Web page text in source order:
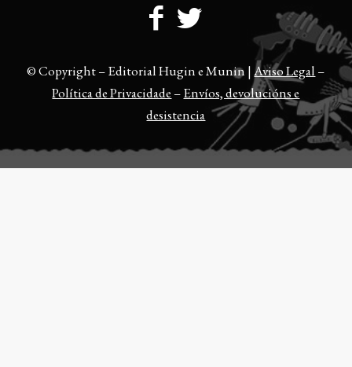
© Copyright – Editorial Hugin e Munin |Aviso Legal –
Política de Privacidade –Envíos, devolucións e
desistencia